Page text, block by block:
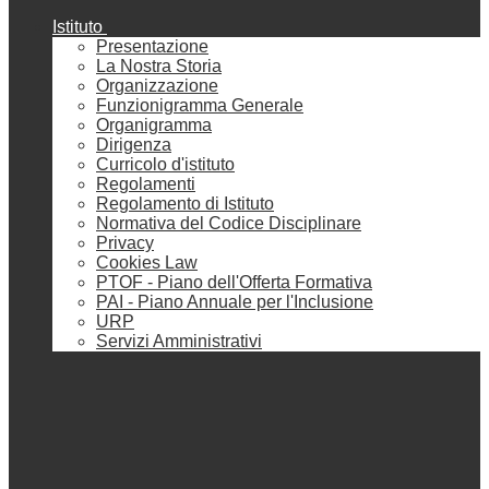
Istituto
Presentazione
La Nostra Storia
Organizzazione
Funzionigramma Generale
Organigramma
Dirigenza
Curricolo d'istituto
Regolamenti
Regolamento di Istituto
Normativa del Codice Disciplinare
Privacy
Cookies Law
PTOF - Piano dell'Offerta Formativa
PAI - Piano Annuale per l'Inclusione
URP
Servizi Amministrativi